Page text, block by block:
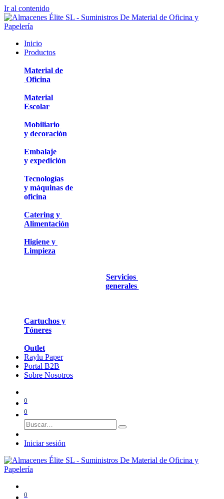
Ir al contenido
Inicio
Productos
Material de
Oficina
Material
Escolar
Mobiliario
y decoración
Embalaje
y expedición
Tecnologías
y máquinas de
oficina
Catering y
Alimentación
Higiene y
Limpieza
Servicios
generales
Cartuchos y
Tóneres
Outlet
Raylu Paper
Portal B2B
Sobre Nosotros
0
0
Iniciar sesión
0